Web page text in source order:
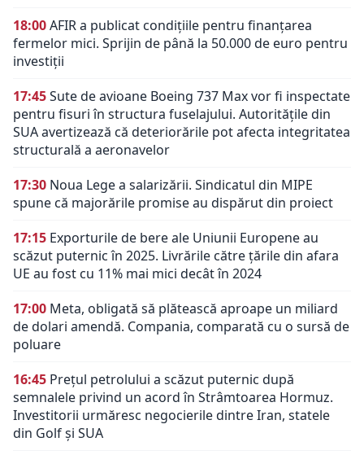
18:00AFIR a publicat condițiile pentru finanțarea
fermelor mici. Sprijin de până la 50.000 de euro pentru
investiții
17:45Sute de avioane Boeing 737 Max vor fi inspectate
pentru fisuri în structura fuselajului. Autoritățile din
SUA avertizează că deteriorările pot afecta integritatea
structurală a aeronavelor
17:30 Noua Lege a salarizării. Sindicatul din MIPE
spune că majorările promise au dispărut din proiect
17:15 Exporturile de bere ale Uniunii Europene au
scăzut puternic în 2025. Livrările către țările din afara
UE au fost cu 11% mai mici decât în 2024
17:00 Meta, obligată să plătească aproape un miliard
de dolari amendă. Compania, comparată cu o sursă de
poluare
16:45 Prețul petrolului a scăzut puternic după
semnalele privind un acord în Strâmtoarea Hormuz.
Investitorii urmăresc negocierile dintre Iran, statele
din Golf și SUA